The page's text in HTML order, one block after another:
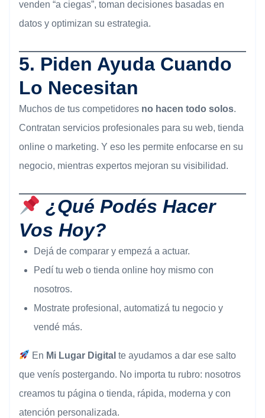
venden “a ciegas”, toman decisiones basadas en
datos y optimizan su estrategia.
5. Piden Ayuda Cuando
Lo Necesitan
Muchos de tus competidores no hacen todo solos.
Contratan servicios profesionales para su web, tienda
online o marketing. Y eso les permite enfocarse en su
negocio, mientras expertos mejoran su visibilidad.
¿Qué Podés Hacer
Vos Hoy?
Dejá de comparar y empezá a actuar.
Pedí tu web o tienda online hoy mismo con
nosotros.
Mostrate profesional, automatizá tu negocio y
vendé más.
En Mi Lugar Digital te ayudamos a dar ese salto
que venís postergando. No importa tu rubro: nosotros
creamos tu página o tienda, rápida, moderna y con
atención personalizada.